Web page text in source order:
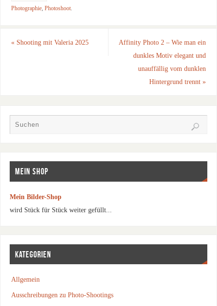
Photographie, Photoshoot.
«Shooting mit Valeria 2025
Affinity Photo 2 – Wie man ein
dunkles Motiv elegant und
unauffällig vom dunklen
Hintergrund trennt»
MEIN SHOP
Mein Bilder-Shop
wird Stück für Stück weiter gefüllt...
KATEGORIEN
Allgemein
Ausschreibungen zu Photo-Shootings